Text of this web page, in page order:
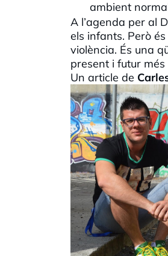
ambient
A l’agenda per al
els infants. Però
violència. És una
present i futur
Un article de